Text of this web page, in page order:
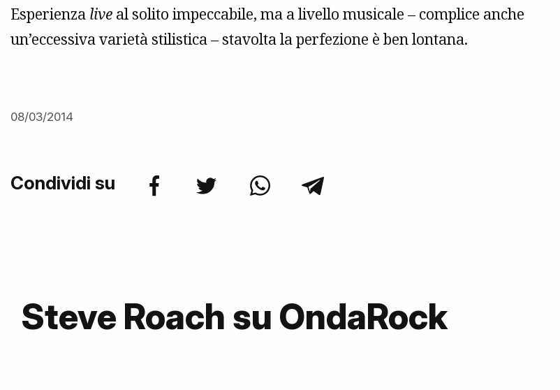
Esperienza live al solito impeccabile, ma a livello musicale – complice anche
un’eccessiva varietà stilistica – stavolta la perfezione è ben lontana.
08/03/2014
Condividi su
Steve Roach su OndaRock